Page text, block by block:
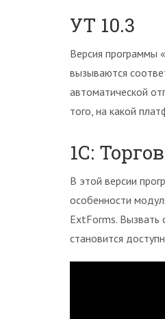
УТ 10.3
Версия программы
вызываются
автоматической
того, на какой
1С:
В этой версии
особенности
ExtForms. Вызвать
становится